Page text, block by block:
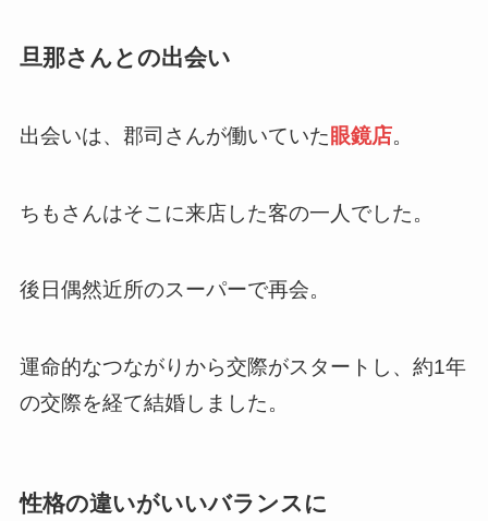
旦那さんとの出会い
出会いは、郡司さんが働いていた 眼鏡店。
ちもさんはそこに来店した客の一人でした。
後日偶然近所のスーパーで再会。
運命的なつながりから交際がスタートし、約1年
の交際を経て結婚しました。
性格の違いがいいバランスに